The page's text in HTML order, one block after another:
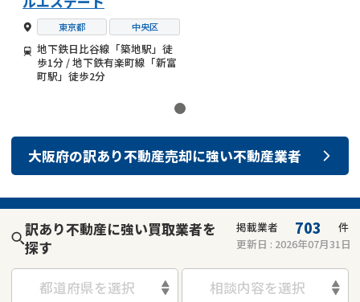
東京都 中央区
地下鉄日比谷線「築地駅」徒
歩1分 / 地下鉄有楽町線「新富
町駅」徒歩2分
大阪府の訳あり不動産売却に強い不動産業者
訳あり不動産に強い買取業者を
探す
掲載業者 703
件
更新日 : 2026年07月31日
都道府県を選択 相談内容を選択